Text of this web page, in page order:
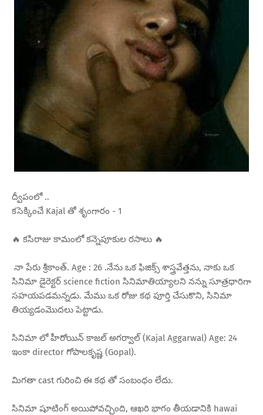
ద్వీపంలో ..
కసెక్కించే Kajal తో శృంగారం - 1
🔥 కసిరాజు కామంలో కన్నెపూకుల రసాలు 🔥
నా పేరు శ్రీకాంత్. Age : 26 .నేను ఒక ఫిజిక్స్ శాస్త్రవేత్తను, నాకు ఒక
సినిమా డైరెక్టర్ science fiction సినిమాతియ్యాలని నన్ను సూత్రధారిగా
సహయపడమన్నడు. మేము ఒక రోజు కథ పూర్తి చేసుకొని, సినిమా
తియ్యడంమొదలు పెట్టాడు.
సినిమా లో హీరోయిన్ కాజల్ అగర్వాల్ (Kajal Aggarwal) Age: 24
ఇంకా director గోపాలకృష్ణ (Gopal).
మిగతా cast గురించి ఈ కథ తో సంబంధం లేదు.
సినిమా షూటింగ్ అయిపోవచ్చింది, ఆఖరి భాగం తీయడానికి hawai